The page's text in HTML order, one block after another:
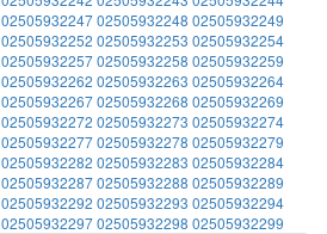
0250593224702505932248 02505932249
02505932252 02505932253 02505932254
0250593225702505932258 02505932259
02505932262 02505932263 02505932264
0250593226702505932268 02505932269
02505932272 02505932273 02505932274
0250593227702505932278 02505932279
02505932282 02505932283 02505932284
0250593228702505932288 02505932289
02505932292 02505932293 02505932294
0250593229702505932298 02505932299